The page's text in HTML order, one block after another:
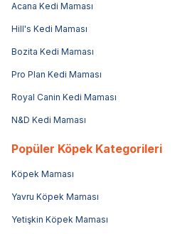
Acana Kedi Maması
Hill's Kedi Maması
Bozita Kedi Maması
Pro Plan Kedi Maması
Royal Canin Kedi Maması
N&D Kedi Maması
Popüler Köpek Kategorileri
Köpek Maması
Yavru Köpek Maması
Yetişkin Köpek Maması